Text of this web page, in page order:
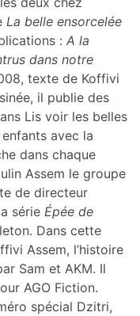
La belle ensorcelée
: A la
dans notre
texte de Koffivi
il publie des
Lis voir les belles
avec la
dans chaque
Assem le groupe
de directeur
série Épée de
Dans cette
Assem, l’histoire
Sam et AKM. Il
AGO Fiction.
spécial Dzitri,